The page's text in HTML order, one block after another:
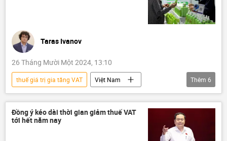
Taras Ivanov
26 Tháng Mười Một 2024, 13:10
thuế giá trị gia tăng VAT
Việt Nam
Kinh tế
tài chính
người tiêu dùng
doanh nghiệp
Tác giả
Quan điểm-Ý kiến
Thêm 6
Đồng ý kéo dài thời gian giảm thuế VAT
tới hết năm nay